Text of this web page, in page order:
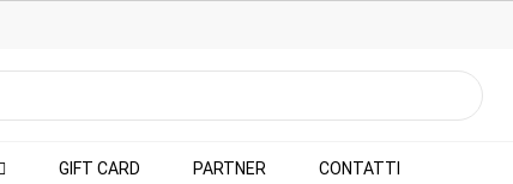
GIFT CARD PARTNER CONTATTI